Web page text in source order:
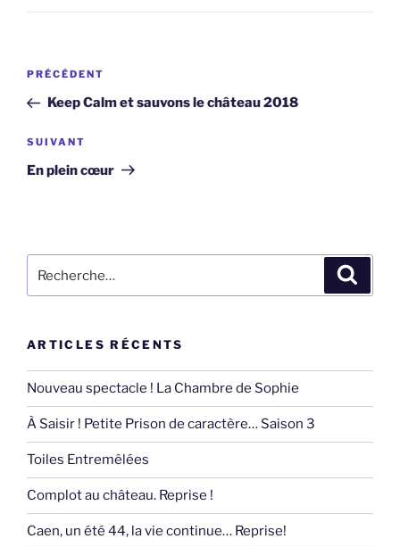
Navigation
l’article
Article
précédent
PRÉCÉDENT
Keep Calm et sauvons le château 2018
Article
suivant
SUIVANT
En plein cœur
pour
ARTICLES RÉCENTS
Nouveau spectacle ! La Chambre de Sophie
À Saisir ! Petite Prison de caractère… Saison 3
Toiles Entremêlées
Complot au château. Reprise !
Caen, un été 44, la vie continue… Reprise!